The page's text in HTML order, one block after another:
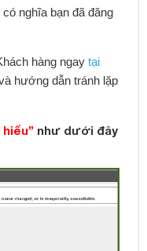
nghĩa bạn đã đăng
hàng ngay tại
hướng dẫn tránh lặp
như dưới đây